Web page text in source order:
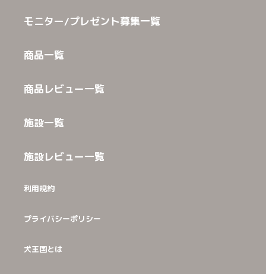
モニター/プレゼント募集一覧
商品一覧
商品レビュー一覧
施設一覧
施設レビュー一覧
利用規約
プライバシーポリシー
犬王国とは